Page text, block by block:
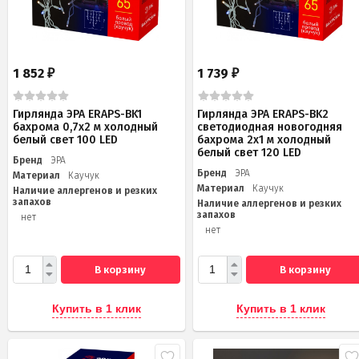
1 852 ₽
Гирлянда ЭРА ERAPS-BK1
бахрома 0,7x2 м холодный
белый свет 100 LED
Бренд
ЭРА
Материал
Каучук
Наличие аллергенов и резких
запахов
нет
В корзину
Купить в 1 клик
1 739₽
Гирлянда ЭРА ERAPS-BK2
светодиодная новогодняя
бахрома 2x1 м холодный
белый свет 120 LED
Бренд
ЭРА
Материал
Каучук
Наличие аллергенов и резких
запахов
нет
В корзину
Купить в 1 клик